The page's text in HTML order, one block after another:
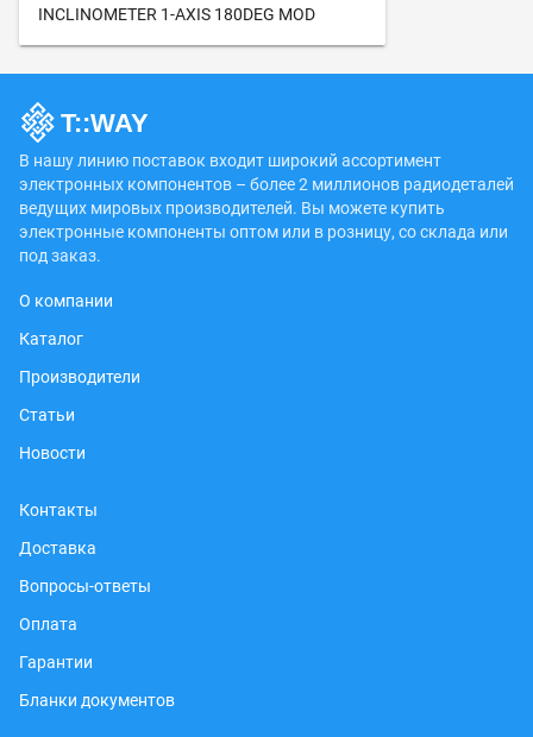
INCLINOMETER 1-AXIS 180DEG MOD
В нашу линию поставок входит широкий ассортимент
электронных компонентов – более 2 миллионов радиодеталей
ведущих мировых производителей. Вы можете купить
электронные компоненты оптом или в розницу, со склада или
под заказ.
О компании
Каталог
Производители
Статьи
Новости
Контакты
Доставка
Вопросы-ответы
Оплата
Гарантии
Бланки документов